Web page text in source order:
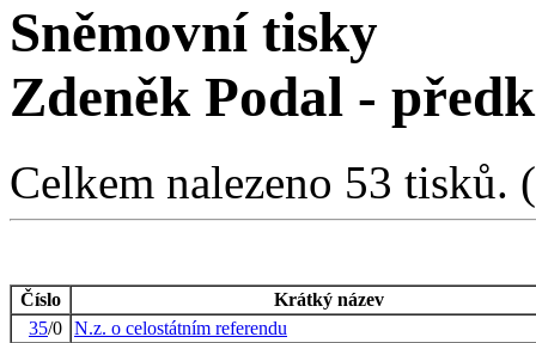
Sněmovní tisky
Zdeněk Podal -
Celkem nalezeno 53 tisků.
Číslo
Krátký název
35/0 N.z. o celostátním referendu